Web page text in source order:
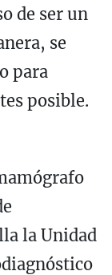
de ser un
se
para
posible.
la Unidad